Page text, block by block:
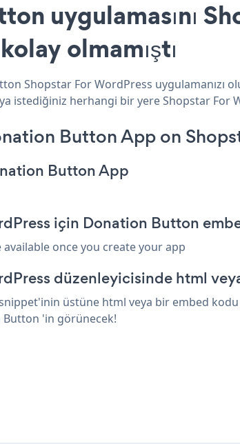
uygulamasını
olmamıştı
Shopstar For WordPress uygulamanızı
istediğiniz herhangi bir yere Shopstar For
Button App on
Button App
için Donation Button
once you create your app
düzenleyicisinde html
üstüne html veya bir embed kodu
'in görünecek!